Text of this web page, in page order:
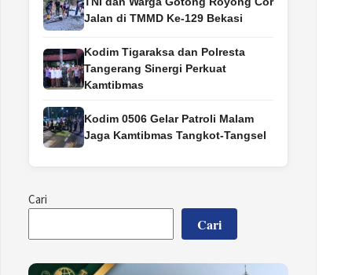
Jalan di TMMD Ke-129 Bekasi
Kodim Tigaraksa dan Polresta
Tangerang Sinergi Perkuat
Kamtibmas
Kodim 0506 Gelar Patroli Malam
Jaga Kamtibmas Tangkot-Tangsel
Cari
Cari